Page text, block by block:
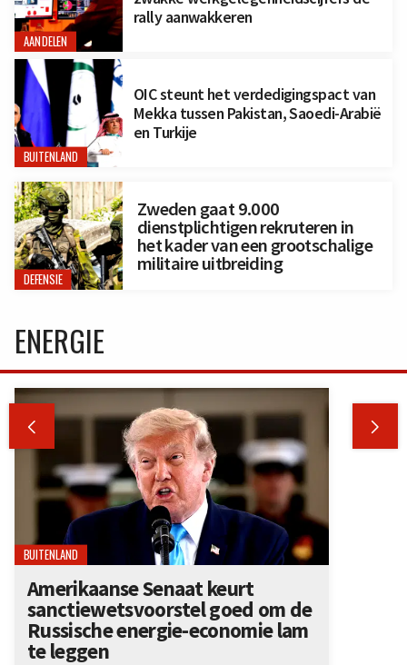
AANDELEN
rally aanwakkeren
BUITENLAND
OIC steunt het verdedigingspact van
Mekka tussen Pakistan, Saoedi-Arabië
en Turkije
DEFENSIE
Zweden gaat 9.000
dienstplichtigen rekruteren in
het kader van een grootschalige
militaire uitbreiding
ENERGIE
 
BUITENLAND
Amerikaanse Senaat keurt
sanctiewetsvoorstel goed om de
Russische energie-economie lam
te leggen